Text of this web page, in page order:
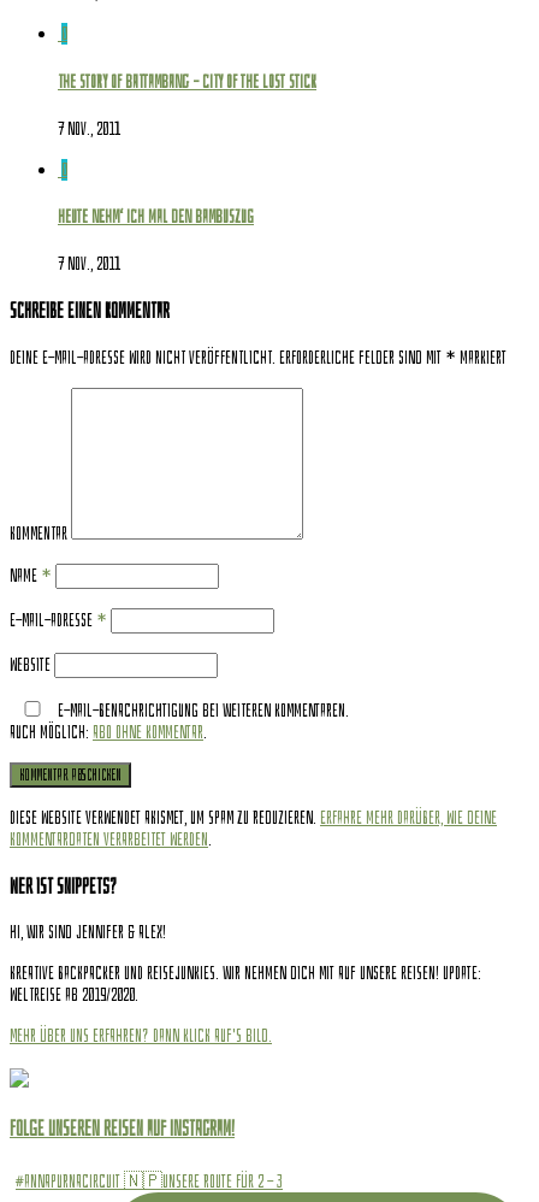
0
The story of Battambang – city of the lost stick
7 Nov., 2011
0
Heute nehm‘ ich mal den Bambuszug
7 Nov., 2011
Schreibe einen Kommentar
Deine E-Mail-Adresse wird nicht veröffentlicht. Erforderliche Felder sind mit * markiert
Kommentar
Name *
E-Mail-Adresse *
Website
E-Mail-Benachrichtigung bei weiteren Kommentaren.
Auch möglich: Abo ohne Kommentar.
Diese Website verwendet Akismet, um Spam zu reduzieren. Erfahre mehr darüber, wie deine
Kommentardaten verarbeitet werden.
Wer ist Snippets?
Hi, wir sind Jennifer & Alex!
Kreative Backpacker und Reisejunkies. Wir nehmen dich mit auf unsere Reisen! Update:
Weltreise ab 2019/2020.
Mehr über uns erfahren? Dann klick auf's Bild.
Folge unseren Reisen auf INSTAGRAM!
#annapurnacircuit 🇳🇵Unsere Route für 2 - 3